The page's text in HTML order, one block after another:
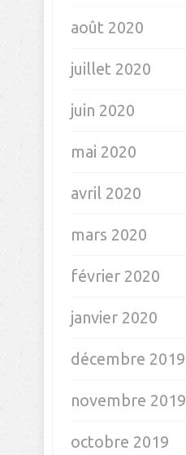
août 2020
juillet 2020
juin 2020
mai 2020
avril 2020
mars 2020
février 2020
janvier 2020
décembre 2019
novembre 2019
octobre 2019